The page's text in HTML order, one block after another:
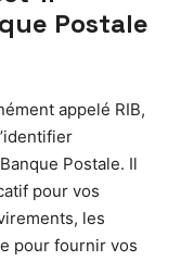
Postale
appelé RIB,
Postale. Il
pour vos
les
pour fournir vos